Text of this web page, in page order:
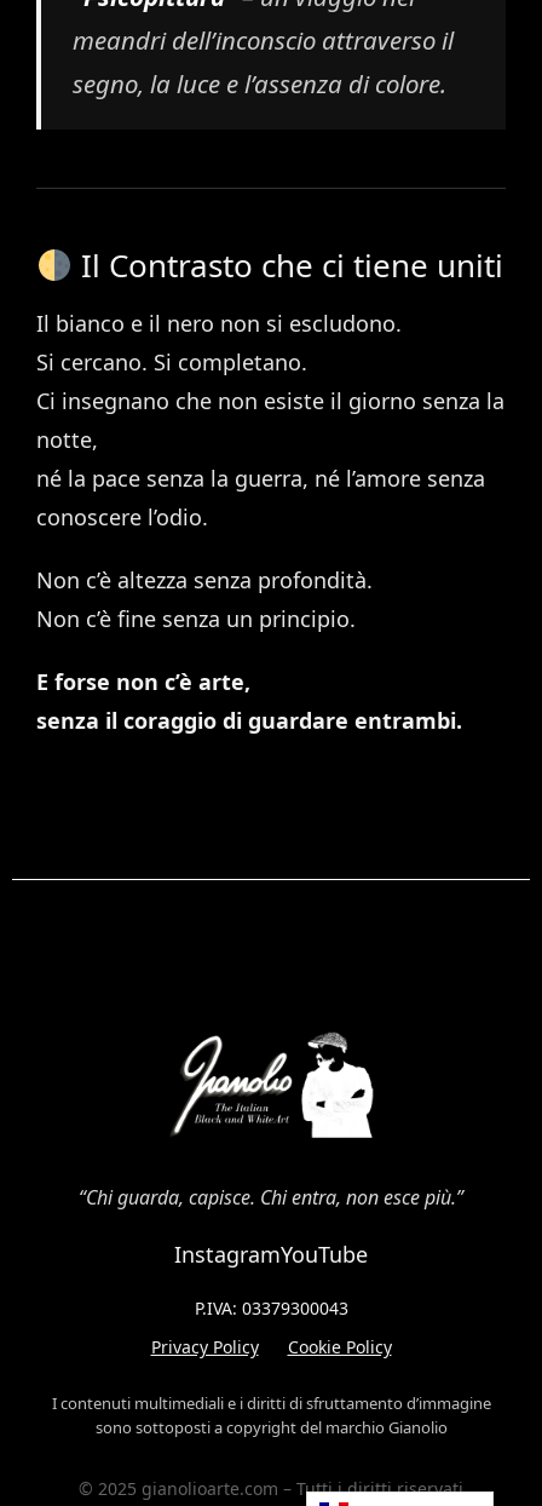
meandri dell’inconscio attraverso il
segno, la luce e l’assenza di colore.
Il Contrasto che ci tiene uniti
Il bianco e il nero non si escludono.
Si cercano. Si completano.
Ci insegnano che non esiste il giorno senza la
notte,
né la pace senza la guerra, né l’amore senza
conoscere l’odio.
Non c’è altezza senza profondità.
Non c’è fine senza un principio.
E forse non c’è arte,
senza il coraggio di guardare entrambi.
“Chi guarda, capisce. Chi entra, non esce più.”
InstagramYouTube
P.IVA: 03379300043
Privacy Policy
Cookie Policy
I contenuti multimediali e i diritti di sfruttamento d’immagine
sono sottoposti a copyright del marchio Gianolio
© 2025 gianolioarte.com – Tutti i diritti riservati